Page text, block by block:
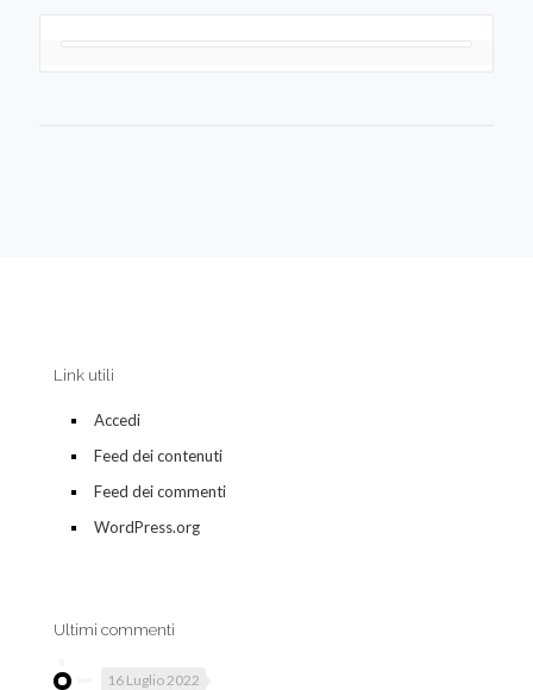
Link utili
Accedi
Feed dei contenuti
Feed dei commenti
WordPress.org
Ultimi commenti
16 Luglio 2022